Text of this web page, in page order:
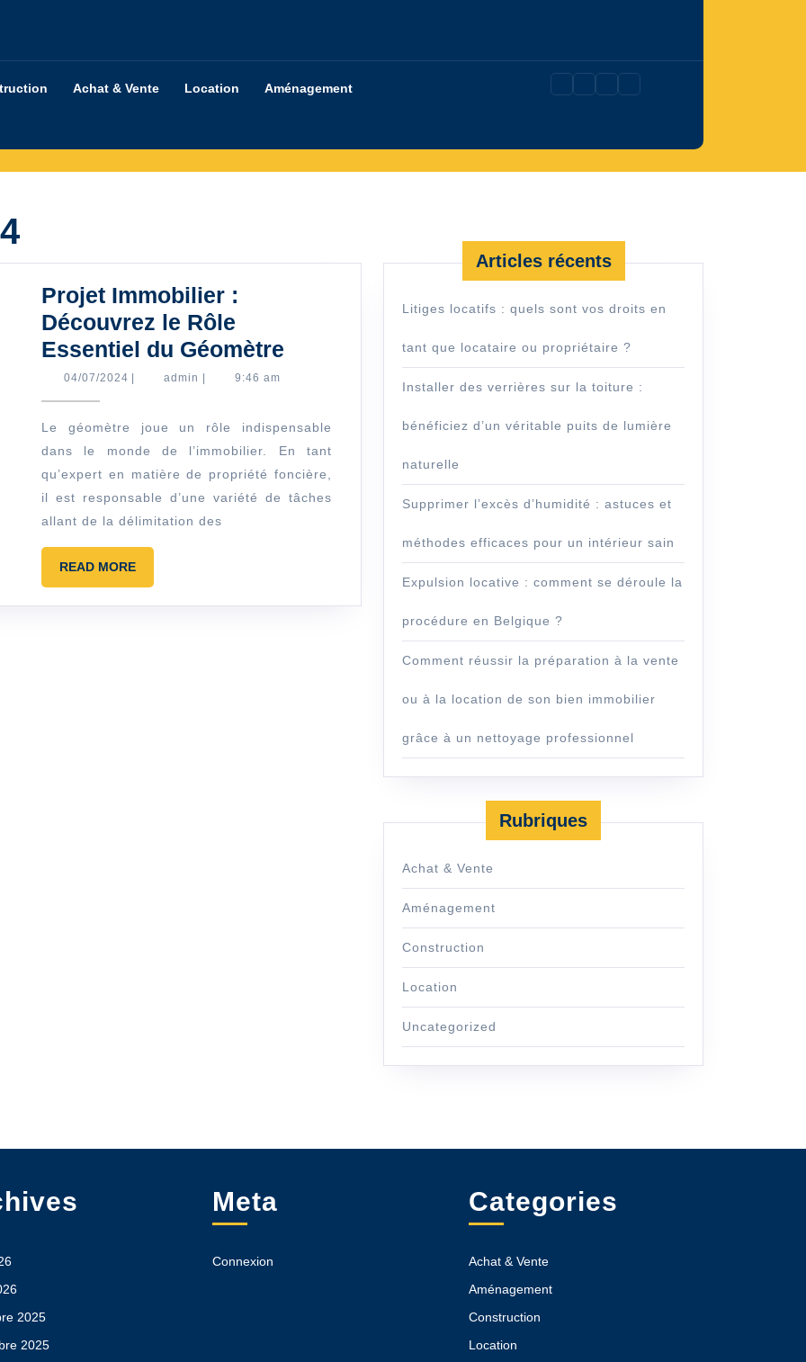
Achat & Vente Location Aménagement
Projet Immobilier :
Découvrez le Rôle
Essentiel du Géomètre
Découvrez
le
Rôle
Essentiel
04/07/2024 04/07/2024
admin admin 9:46 am
Le géomètre joue un rôle indispensable
dans le monde de l’immobilier. En tant
qu’expert en matière de propriété foncière,
il est responsable d’une variété de tâches
allant de la délimitation des
READ MOREREAD
MORE
Articles récents
Litiges locatifs : quels sont vos droits en
tant que locataire ou propriétaire ?
Installer des verrières sur la toiture :
bénéficiez d’un véritable puits de lumière
naturelle
Supprimer l’excès d’humidité : astuces et
méthodes efficaces pour un intérieur sain
Expulsion locative : comment se déroule la
procédure en Belgique ?
Comment réussir la préparation à la vente
ou à la location de son bien immobilier
grâce à un nettoyage professionnel
Rubriques
Achat & Vente
Aménagement
Construction
Location
Uncategorized
2025
2025
Meta
Connexion
Categories
Achat & Vente
Aménagement
Construction
Location